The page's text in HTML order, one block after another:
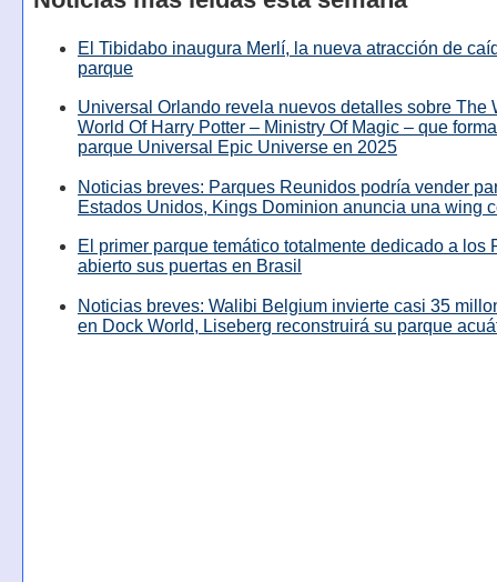
El Tibidabo inaugura Merlí, la nueva atracción de
parque
Universal Orlando revela nuevos detalles sobre The
World Of Harry Potter – Ministry Of Magic – que
parque Universal Epic Universe en 2025
Noticias breves: Parques Reunidos podría vender
Estados Unidos, Kings Dominion anuncia una wing
El primer parque temático totalmente dedicado a los
abierto sus puertas en Brasil
Noticias breves: Walibi Belgium invierte casi 35
en Dock World, Liseberg reconstruirá su parque